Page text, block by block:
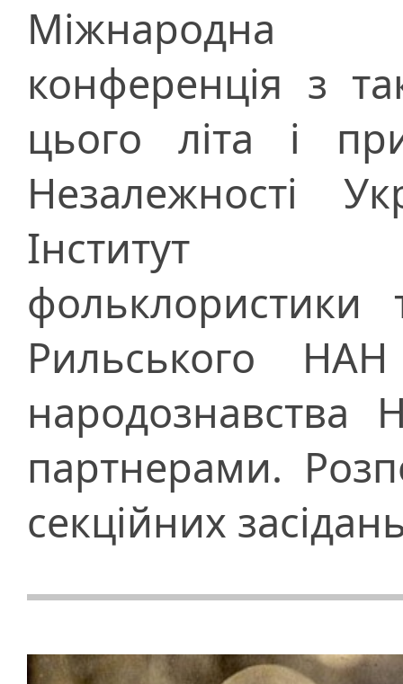
Міжнародна
конференція з
цього літа і
Незалежності
Інститут
Рильського
народознавства
партнерами.
секційних